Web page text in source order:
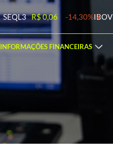
SEQL3 R$ 0,06 -14,30%IBOV
INFORMAÇÕES FINANCEIRAS